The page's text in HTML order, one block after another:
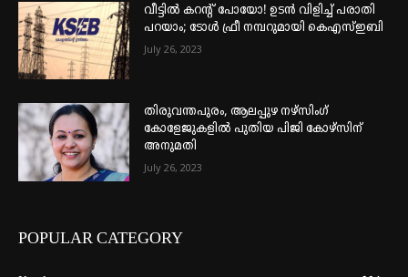
വീട്ടില്‍ കറന്റ് പോയോ! ഉടന്‍ വിളിച്ച് പരാതി
പറയാം; ടോള്‍ ഫ്രീ നമ്പറുമായി കെഎസ്ഇബി
July 26, 2023
തിരുവന്തപുരം, ആലപ്പുഴ നഴ്‌സിംഗ്
കോളേജുകളില്‍ പുതിയ പിജി കോഴ്‌സിന്
അനുമതി
July 26, 2023
POPULAR CATEGORY